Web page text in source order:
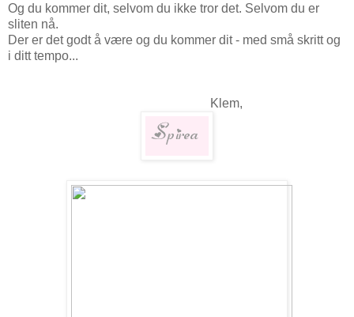
Og du kommer dit, selvom du ikke tror det. Selvom du er
sliten nå.
Der er det godt å være og du kommer dit - med små skritt og
i ditt tempo...
Klem,